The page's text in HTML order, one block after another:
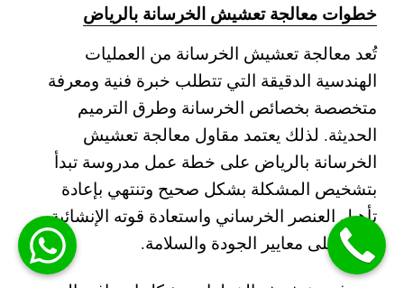
خطوات معالجة تعشيش الخرسانة بالرياض
تُعد معالجة تعشيش الخرسانة من العمليات
الهندسية الدقيقة التي تتطلب خبرة فنية ومعرفة
متخصصة بخصائص الخرسانة وطرق الترميم
الحديثة. لذلك يعتمد مقاول معالجة تعشيش
الخرسانة بالرياض على خطة عمل مدروسة تبدأ
بتشخيص المشكلة بشكل صحيح وتنتهي بإعادة
تأهيل العنصر الخرساني واستعادة قوته الإنشائية
وفق أعلى معايير الجودة والسلامة.